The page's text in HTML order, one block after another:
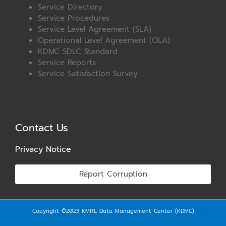
Service Directory
Service Procedures
Service Level Agreement (SLA)
Operational Level Agreement (OLA)
KDMC SDLC Standard
Service Reports
Service Satisfaction Survey
Contact Us
Privacy Notice
Report Corruption
Copyright ©2023 KMITL Data Management Center (KDMC)